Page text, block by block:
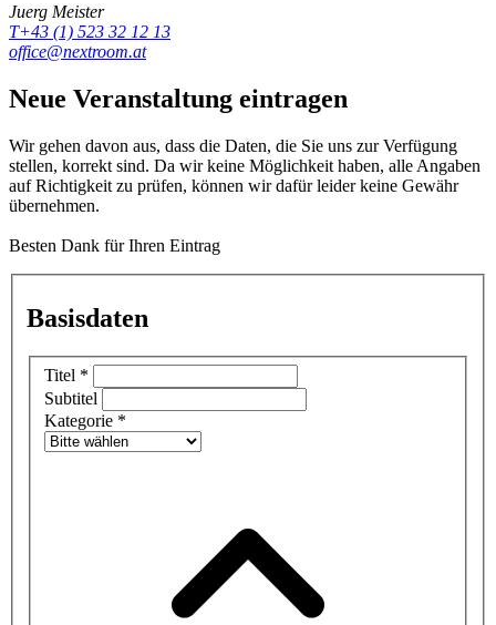
Juerg Meister
T+43 (1) 523 32 12 13
office@nextroom.at
Neue Veranstaltung eintragen
Wir gehen davon aus, dass die Daten, die Sie uns zur Verfügung
stellen, korrekt sind. Da wir keine Möglichkeit haben, alle Angaben
auf Richtigkeit zu prüfen, können wir dafür leider keine Gewähr
übernehmen.
Besten Dank für Ihren Eintrag
Basisdaten
Titel *
Subtitel
Kategorie *